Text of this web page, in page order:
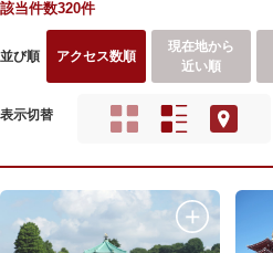
該当件数320件
並び順 アクセス数順
現在地から
近い順
表示切替